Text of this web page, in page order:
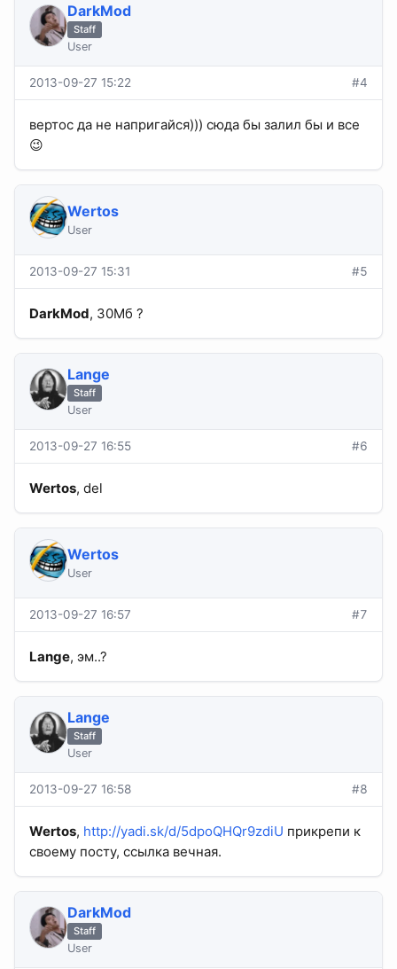
DarkMod
Staff
User
2013-09-27 15:22 #4
вертос да не напригайся))) сюда бы залил бы и все
😉
Wertos
User
2013-09-27 15:31 #5
DarkMod, 30Мб ?
Lange
Staff
User
2013-09-27 16:55 #6
Wertos, del
Wertos
User
2013-09-27 16:57 #7
Lange, эм..?
Lange
Staff
User
2013-09-27 16:58 #8
Wertos, http://yadi.sk/d/5dpoQHQr9zdiU прикрепи к
своему посту, ссылка вечная.
DarkMod
Staff
User